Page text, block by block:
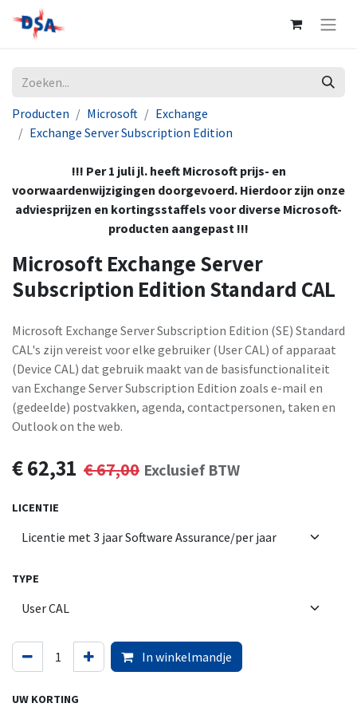
Producten Microsoft
Exchange
Exchange Server Subscription Edition
!!! Per 1 juli jl. heeft Microsoft prijs- en
voorwaardenwijzigingen doorgevoerd. Hierdoor zijn onze
adviesprijzen en kortingsstaffels voor diverse Microsoft-
producten aangepast !!!
Microsoft Exchange Server
Subscription Edition Standard CAL
Microsoft Exchange Server Subscription Edition (SE) Standard
CAL's zijn vereist voor elke gebruiker (User CAL) of apparaat
(Device CAL) dat gebruik maakt van de basisfunctionaliteit
van Exchange Server Subscription Edition zoals e-mail en
(gedeelde) postvakken, agenda, contactpersonen, taken en
Outlook on the web.
€62,31 €67,00 Exclusief BTW
LICENTIE
TYPE
In winkelmandje
UW KORTING